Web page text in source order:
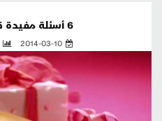
6 أسئلة مفيدة قبل اختيار هدايا الأُمّهات
2014-03-10